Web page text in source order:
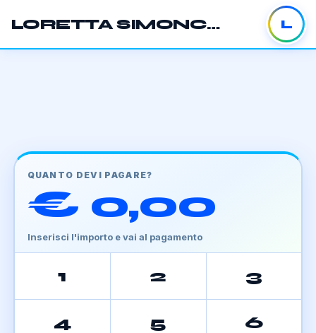
LORETTA SIMONCELLI L
QUANTO DEVI PAGARE?
€ 0,00
Inserisci l'importo e vai al pagamento
1 2 3
4 5 6